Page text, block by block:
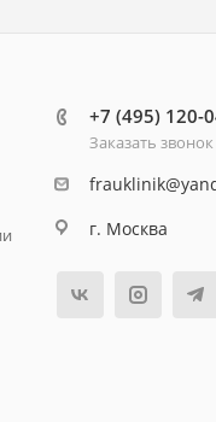
+7 (495) 120-
Заказать звонок
г. Москва